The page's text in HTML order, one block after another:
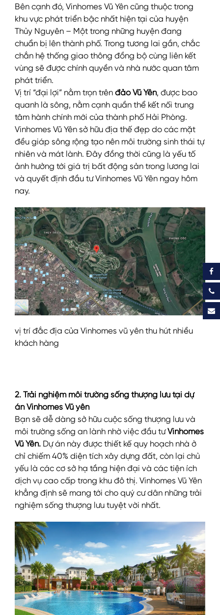
Bên cạnh đó, Vinhomes Vũ Yên cũng thuộc trong
khu vực phát triển bậc nhất hiện tại của huyện
Thủy Nguyên – Một trong những huyện đang
chuẩn bị lên thành phố. Trong tương lai gần, chắc
chắn hệ thống giao thông đồng bộ cùng liên kết
vùng sẽ được chính quyền và nhà nước quan tâm
phát triển.
Vị trí “đại lợi” nằm trọn trên đảo Vũ Yên, được bao
quanh là sông, nằm cạnh quần thể kết nối trung
tâm hành chính mới của thành phố Hải Phòng.
Vinhomes Vũ Yên sở hữu địa thế đẹp do các mặt
đều giáp sông rộng tạo nên môi trường sinh thái tự
nhiên và mát lành. Đây đồng thời cũng là yếu tố
ảnh hưởng tới giá trị bất động sản trong lương lai
và quyết định đầu tư Vinhomes Vũ Yên ngay hôm
nay.
vị trí đắc địa của Vinhomes vũ yên thu hút nhiều
khách hàng
2. Trải nghiệm môi trường sống thượng lưu tại dự
án Vinhomes Vũ yên
Bạn sẽ dễ dàng sở hữu cuộc sống thượng lưu và
môi trường sống an lành nhờ việc đầu tưVinhomes
Vũ Yên. Dự án này được thiết kế quy hoạch nhà ở
chỉ chiếm 40% diện tích xây dựng đất, còn lại chủ
yếu là các cơ sở hạ tầng hiện đại và các tiện ích
dịch vụ cao cấp trong khu đô thị. Vinhomes Vũ Yên
khẳng định sẽ mang tới cho quý cư dân những trải
nghiệm sống thượng lưu tuyệt vời nhất.